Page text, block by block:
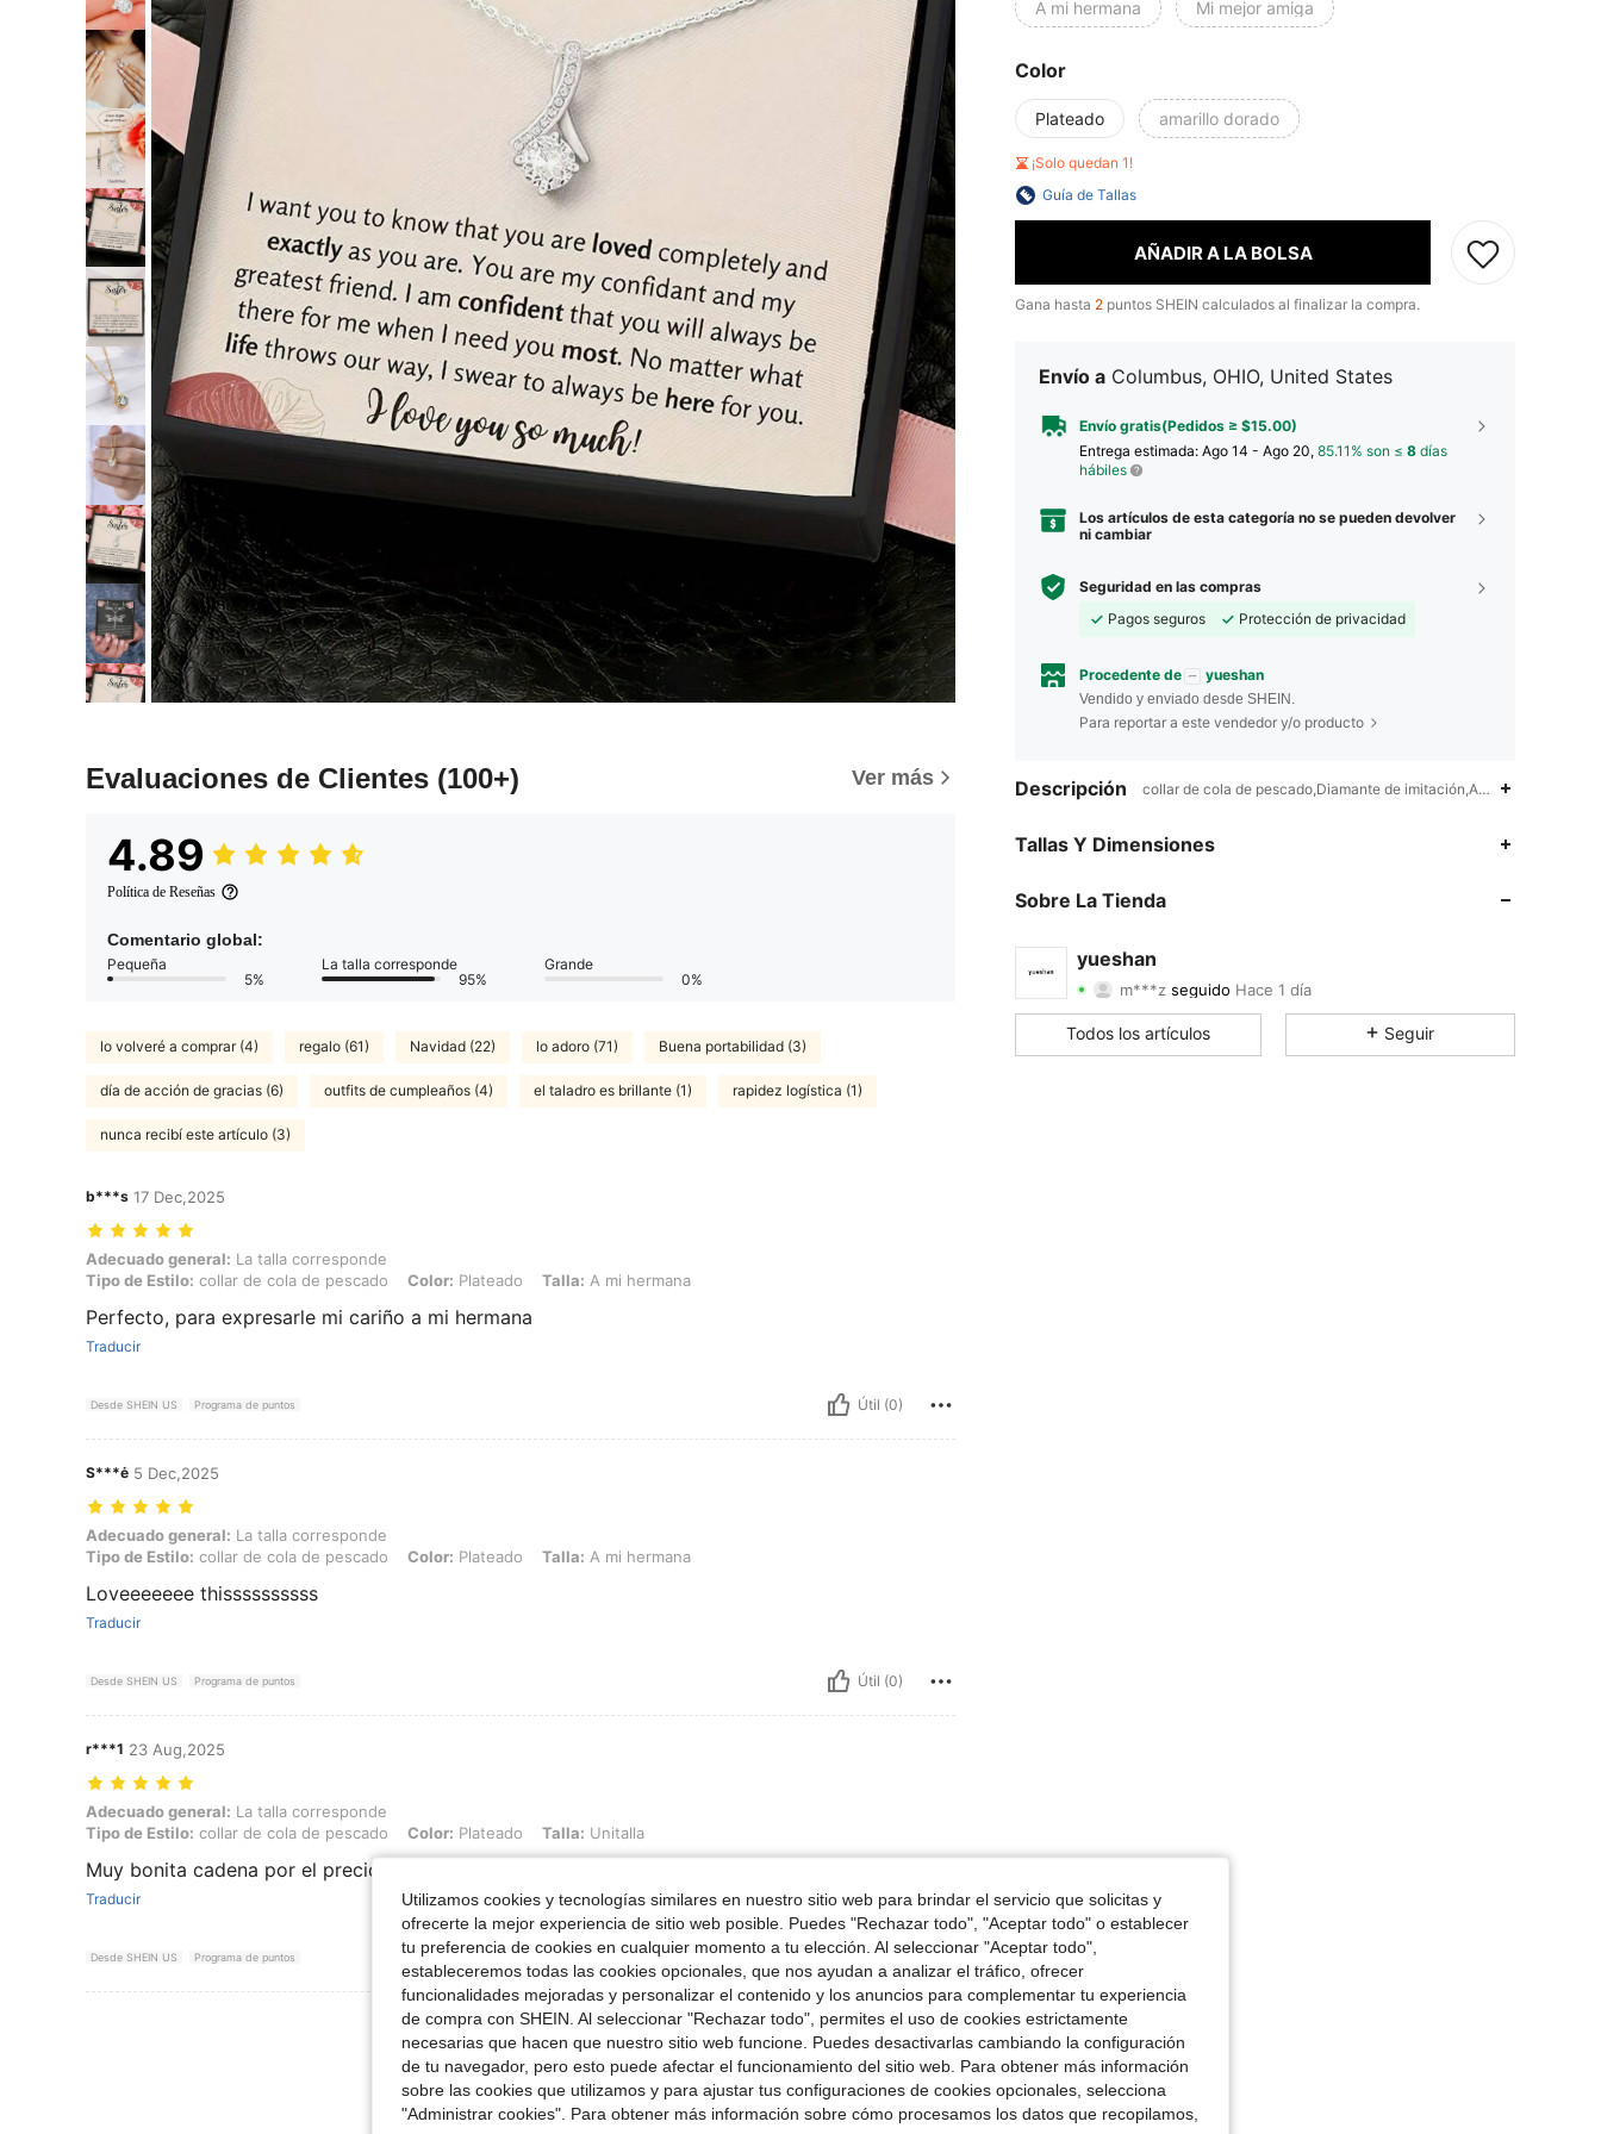
Evaluaciones de Clientes (100+) Ver más
4.89
Política de Reseñas
Comentario global:
Pequeña
5%
La talla corresponde
95%
Grande
0%
lo volveré a comprar (4) regalo (61) Navidad (22) lo adoro (71) Buena portabilidad (3)
día de acción de gracias (6) outfits de cumpleaños (4) el taladro es brillante (1) rapidez logística (1)
nunca recibí este artículo (3)
b***s 17 Dec,2025
Adecuado general: La talla corresponde, Tipo de Estilo: collar de cola de pescado, Color: Plateado, Talla: A mi hermana
Adecuado general: La talla corresponde
Tipo de Estilo: collar de cola de pescado Color: Plateado Talla: A mi hermana
Perfecto, para expresarle mi cariño a mi hermana
Traducir
Desde SHEIN US Programa de puntos Útil (0)
S***ė 5 Dec,2025
Adecuado general: La talla corresponde, Tipo de Estilo: collar de cola de pescado, Color: Plateado, Talla: A mi hermana
Adecuado general: La talla corresponde
Tipo de Estilo: collar de cola de pescado Color: Plateado Talla: A mi hermana
Loveeeeeee thissssssssss
Traducir
Desde SHEIN US Programa de puntos Útil (0)
r***1 23 Aug,2025
Adecuado general: La talla corresponde, Tipo de Estilo: collar de cola de pescado, Color: Plateado, Talla: Unitalla
Adecuado general: La talla corresponde
Tipo de Estilo: collar de cola de pescado Color: Plateado Talla: Unitalla
Muy bonita cadena por el precio
Traducir
Desde SHEIN US Programa de puntos Útil (0)
Ver Más Reseñas
A mi hermana Mi mejor amiga
Color
Plateado amarillo dorado
¡Solo quedan 1!
Guía de Tallas
AÑADIR A LA BOLSA
Gana hasta 2 puntos SHEIN calculados al finalizar la compra.
Envío a Columbus, OHIO, United States
Envío gratis(Pedidos ≥ $15.00)
Entrega estimada: Ago 14 - Ago 20, 85.11% son ≤ 8 días
hábiles
Los artículos de esta categoría no se pueden devolver
ni cambiar
Seguridad en las compras
Pagos seguros
Protección de privacidad
Procedente de yueshan
Vendido y enviado desde SHEIN.
Para reportar a este vendedor y/o producto
Descripción collar de cola de pescado,Diamante de imitación,Aleación de zinc
Tallas Y Dimensiones
Sobre La Tienda
yueshan
m***z
4.89 Calificación 19 Artículos
4.89
Todos los artículos Seguir
Utilizamos cookies y tecnologías similares en nuestro sitio web para brindar el servicio que solicitas y
ofrecerte la mejor experiencia de sitio web posible. Puedes "Rechazar todo", "Aceptar todo" o establecer
tu preferencia de cookies en cualquier momento a tu elección. Al seleccionar "Aceptar todo",
estableceremos todas las cookies opcionales, que nos ayudan a analizar el tráfico, ofrecer
funcionalidades mejoradas y personalizar el contenido y los anuncios para complementar tu experiencia
de compra con SHEIN. Al seleccionar "Rechazar todo", permites el uso de cookies estrictamente
necesarias que hacen que nuestro sitio web funcione. Puedes desactivarlas cambiando la configuración
de tu navegador, pero esto puede afectar el funcionamiento del sitio web. Para obtener más información
sobre las cookies que utilizamos y para ajustar tus configuraciones de cookies opcionales, selecciona
"Administrar cookies". Para obtener más información sobre cómo procesamos los datos que recopilamos,